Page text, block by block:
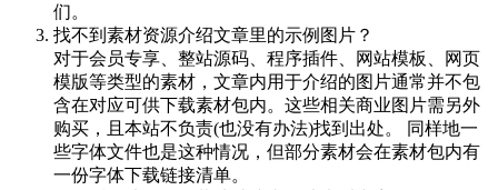
们。
找不到素材资源介绍文章里的示例图片？
对于会员专享、整站源码、程序插件、网站模板、网页
模版等类型的素材，文章内用于介绍的图片通常并不包
含在对应可供下载素材包内。这些相关商业图片需另外
购买，且本站不负责(也没有办法)找到出处。 同样地一
些字体文件也是这种情况，但部分素材会在素材包内有
一份字体下载链接清单。